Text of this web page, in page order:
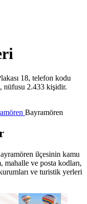
18, telefon kodu
nüfusu 2.433 kişidir.
Bayramören
ilçesinin kamu
ve posta kodları,
ve turistik yerleri